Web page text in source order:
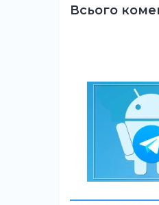
Всього